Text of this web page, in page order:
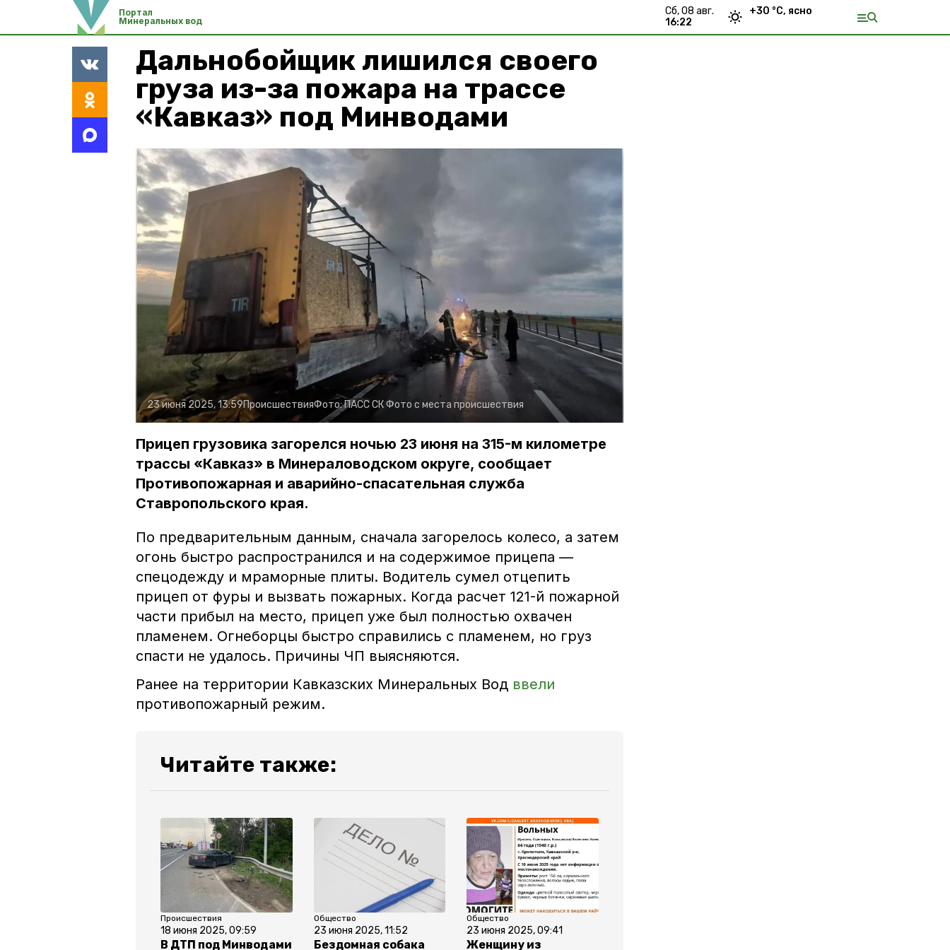
Портал
Минеральных вод
сб, 08 авг.
16:22
+30 °С, ясно
Дальнобойщик лишился своего
груза из-за пожара на трассе
«Кавказ» под Минводами
23 июня 2025, 13:59ПроисшествияФото:ПАСС СКФото с места происшествия
Прицеп грузовика загорелся ночью 23 июня на 315-м километре
трассы «Кавказ» в Минераловодском округе, сообщает
Противопожарная и аварийно-спасательная служба
Ставропольского края.
По предварительным данным, сначала загорелось колесо, а затем
огонь быстро распространился и на содержимое прицепа —
спецодежду и мраморные плиты. Водитель сумел отцепить
прицеп от фуры и вызвать пожарных. Когда расчет 121-й пожарной
части прибыл на место, прицеп уже был полностью охвачен
пламенем. Огнеборцы быстро справились с пламенем, но груз
спасти не удалось. Причины ЧП выясняются.
Ранее на территории Кавказских Минеральных Вод ввели
противопожарный режим.
Читайте также:
Происшествия
18 июня 2025, 09:59
В ДТП под Минводами
Общество
23 июня 2025, 11:52
Бездомная собака
Общество
23 июня 2025, 09:41
Женщину из